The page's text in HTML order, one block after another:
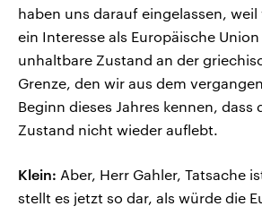
haben uns darauf eingelassen,
ein Interesse als Europäische
unhaltbare Zustand an der
Grenze, den wir aus dem
Beginn dieses Jahres kennen, dass
Zustand nicht wieder auflebt.
Klein: Aber, Herr Gahler, Tatsache
stellt es jetzt so dar, als würde die